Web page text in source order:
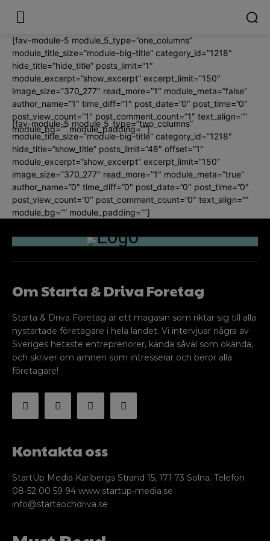
[fav-module-5 module_5_type=”one_columns”
module_title_size=”module-big-title” category_id=”1218″
hide_title=”hide_title” posts_limit=”1″
module_excerpt=”show_excerpt” excerpt_limit=”150″
image_size=”370_277″ read_more=”1″ module_meta=”false”
author_name=”1″ time_diff=”1″ post_date=”0″ post_time=”0″
post_view_count=”1″ post_comment_count=”1″ text_align=””
module_bg=”” module_padding=””]
[fav-module-5 module_5_type=”two_columns”
module_title_size=”module-big-title” category_id=”1218″
hide_title=”show_title” posts_limit=”48″ offset=”1″
module_excerpt=”show_excerpt” excerpt_limit=”150″
image_size=”370_277″ read_more=”1″ module_meta=”true”
author_name=”0″ time_diff=”0″ post_date=”0″ post_time=”0″
post_view_count=”0″ post_comment_count=”0″ text_align=””
module_bg=”” module_padding=””]
Om Starta & Driva Foretag
Starta & Driva Företag är ett magasin som riktar sig till alla
nystartade företagare i hela landet. Vi intervjuar några av
Sveriges hetaste entreprenörer, kända såväl som okända,
och skriver om ämnen som intresserar och berör alla
företagare!
Kontakta oss
StartUp Media Karlbergs Strand 15, 171 73 Solna. Telefon
08-52 00 59 94 www.startup-media.se
info@startaochdriva.se